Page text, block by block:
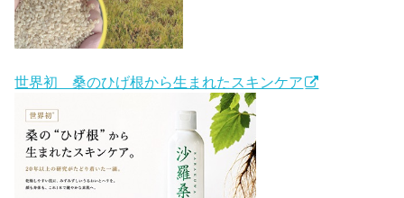
世界初 桑のひげ根から生まれたスキンケア